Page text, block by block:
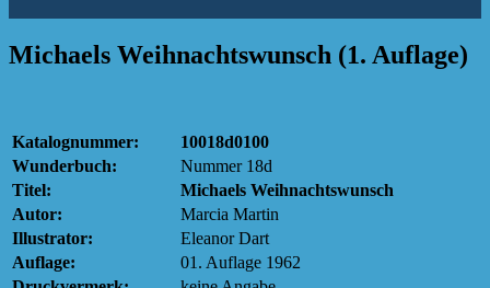
Michaels Weihnachtswunsch (1. Auflage)
Katalognummer:
10018d0100
Wunderbuch:
Nummer 18d
Titel:
Michaels Weihnachtswunsch
Autor:
Marcia Martin
Illustrator:
Eleanor Dart
Auflage:
01. Auflage 1962